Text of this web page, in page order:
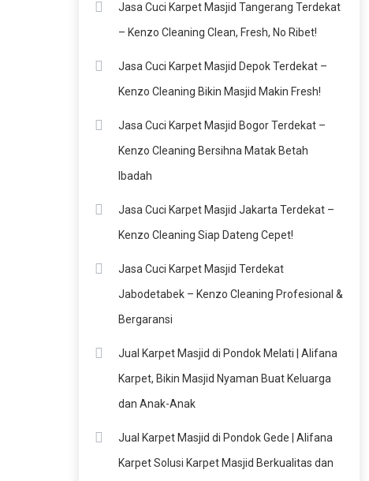
Jasa Cuci Karpet Masjid Tangerang Terdekat
– Kenzo Cleaning Clean, Fresh, No Ribet!
Jasa Cuci Karpet Masjid Depok Terdekat –
Kenzo Cleaning Bikin Masjid Makin Fresh!
Jasa Cuci Karpet Masjid Bogor Terdekat –
Kenzo Cleaning Bersihna Matak Betah
Ibadah
Jasa Cuci Karpet Masjid Jakarta Terdekat –
Kenzo Cleaning Siap Dateng Cepet!
Jasa Cuci Karpet Masjid Terdekat
Jabodetabek – Kenzo Cleaning Profesional &
Bergaransi
Jual Karpet Masjid di Pondok Melati | Alifana
Karpet, Bikin Masjid Nyaman Buat Keluarga
dan Anak-Anak
Jual Karpet Masjid di Pondok Gede | Alifana
Karpet Solusi Karpet Masjid Berkualitas dan